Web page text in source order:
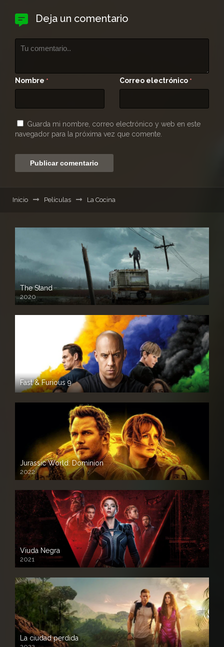
Deja un comentario
Nombre * Correo electrónico *
Guarda mi nombre, correo electrónico y web en este
navegador para la próxima vez que comente.
Inicio Películas La Cocina
The Stand
2020
Fast & Furious 9
Jurassic World: Dominion
2022
Viuda Negra
2021
La ciudad perdida